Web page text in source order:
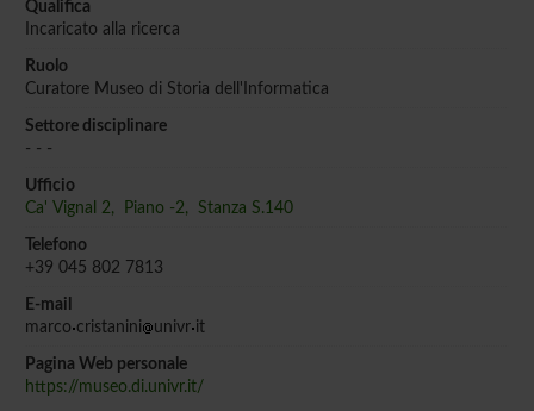
Qualifica
Incaricato alla ricerca
Ruolo
Curatore Museo di Storia dell'Informatica
Settore disciplinare
- - -
Ufficio
Ca' Vignal 2, Piano -2, Stanza S.140
Telefono
+39 045 802 7813
E-mail
marco cristanini univr it
Pagina Web personale
https://museo.di.univr.it/